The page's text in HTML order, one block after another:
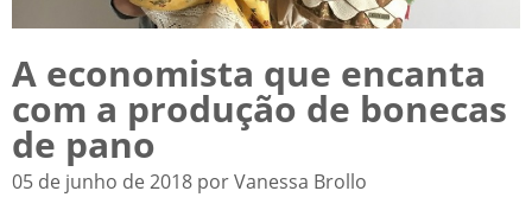
A economista que encanta
com a produção de bonecas
de pano
05 de junho de 2018 por Vanessa Brollo